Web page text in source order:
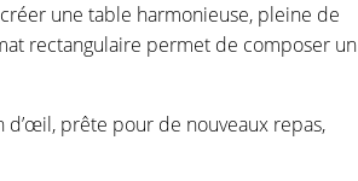
une table harmonieuse, pleine de
rectangulaire permet de composer un
d’œil, prête pour de nouveaux repas,